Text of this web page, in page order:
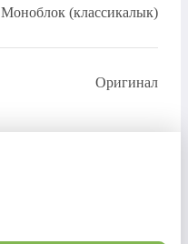
Моноблок (классикалык)
Оригинал